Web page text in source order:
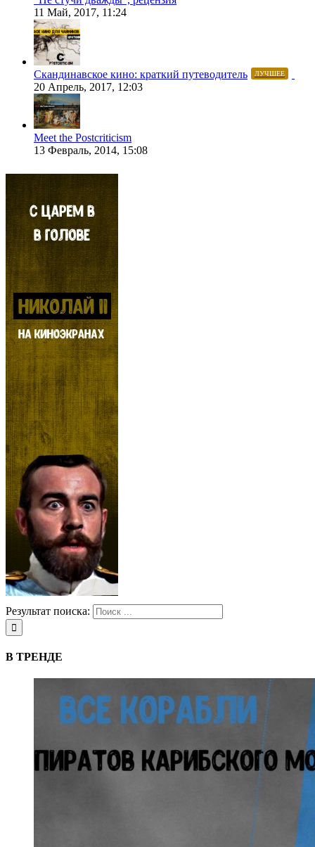
11 Май, 2017, 11:24
Скандинавское кино: краткий путеводитель ЛУЧШЕЕ
20 Апрель, 2017, 12:03
Meet the Postcriticism
13 Февраль, 2014, 15:08
Результат поиска:
В ТРЕНДЕ